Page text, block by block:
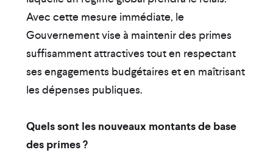
Avec cette mesure immédiate, le
Gouvernement vise à maintenir des primes
suffisamment attractives tout en respectant
ses engagements budgétaires et en maîtrisant
les dépenses publiques.
Quels sont les nouveaux montants de base
des primes ?